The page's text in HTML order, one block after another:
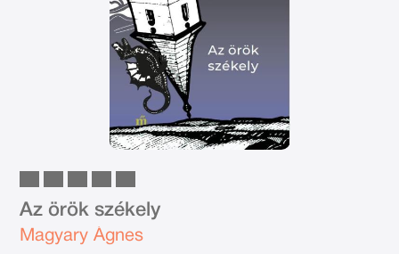
Az örök székely
Magyary Ágnes